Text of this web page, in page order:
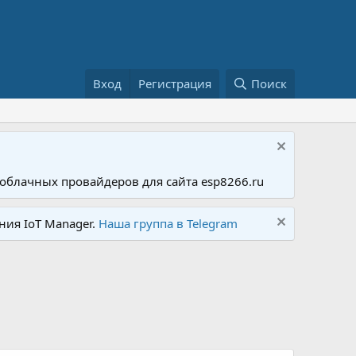
Вход Регистрация Поиск
провайдеров для сайта esp8266.ru
IoT Manager. Наша группа в Telegram